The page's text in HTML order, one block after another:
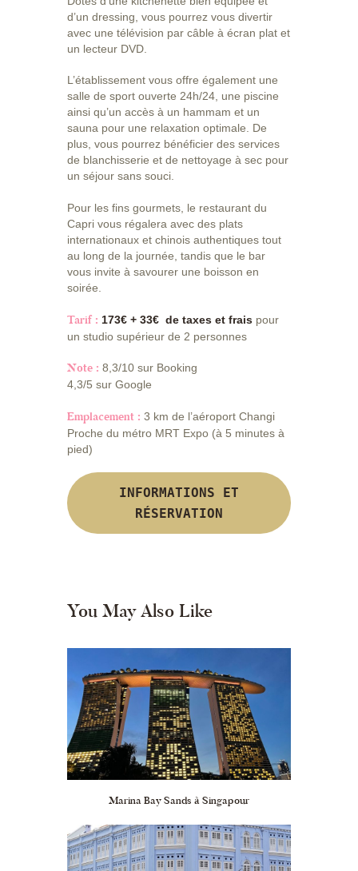
d’un dressing, vous pourrez vous divertir
avec une télévision par câble à écran plat et
un lecteur DVD.
L’établissement vous offre également une
salle de sport ouverte 24h/24, une piscine
ainsi qu’un accès à un hammam et un
sauna pour une relaxation optimale. De
plus, vous pourrez bénéficier des services
de blanchisserie et de nettoyage à sec pour
un séjour sans souci.
Pour les fins gourmets, le restaurant du
Capri vous régalera avec des plats
internationaux et chinois authentiques tout
au long de la journée, tandis que le bar
vous invite à savourer une boisson en
soirée.
Tarif : 173€ + 33€ de taxes et frais pour
un studio supérieur de 2 personnes
Note : 8,3/10 sur Booking
4,3/5 sur Google
Emplacement : 3 km de l’aéroport Changi
Proche du métro MRT Expo (à 5 minutes à
pied)
INFORMATIONS ET
RÉSERVATION
You May Also Like
Marina Bay Sands à Singapour